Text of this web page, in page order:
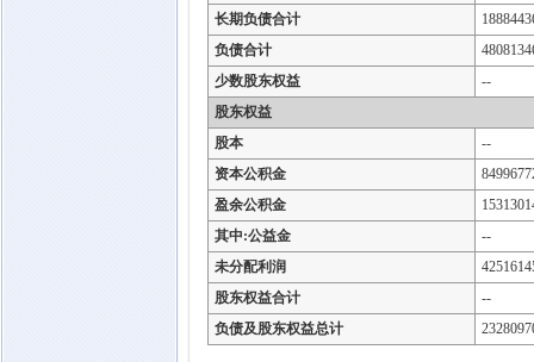
长期负债合计
负债合计
少数股东权益
--
股东权益
股本
--
资本公积金
盈余公积金
其中:公益金
--
未分配利润
股东权益合计
--
负债及股东权益总计